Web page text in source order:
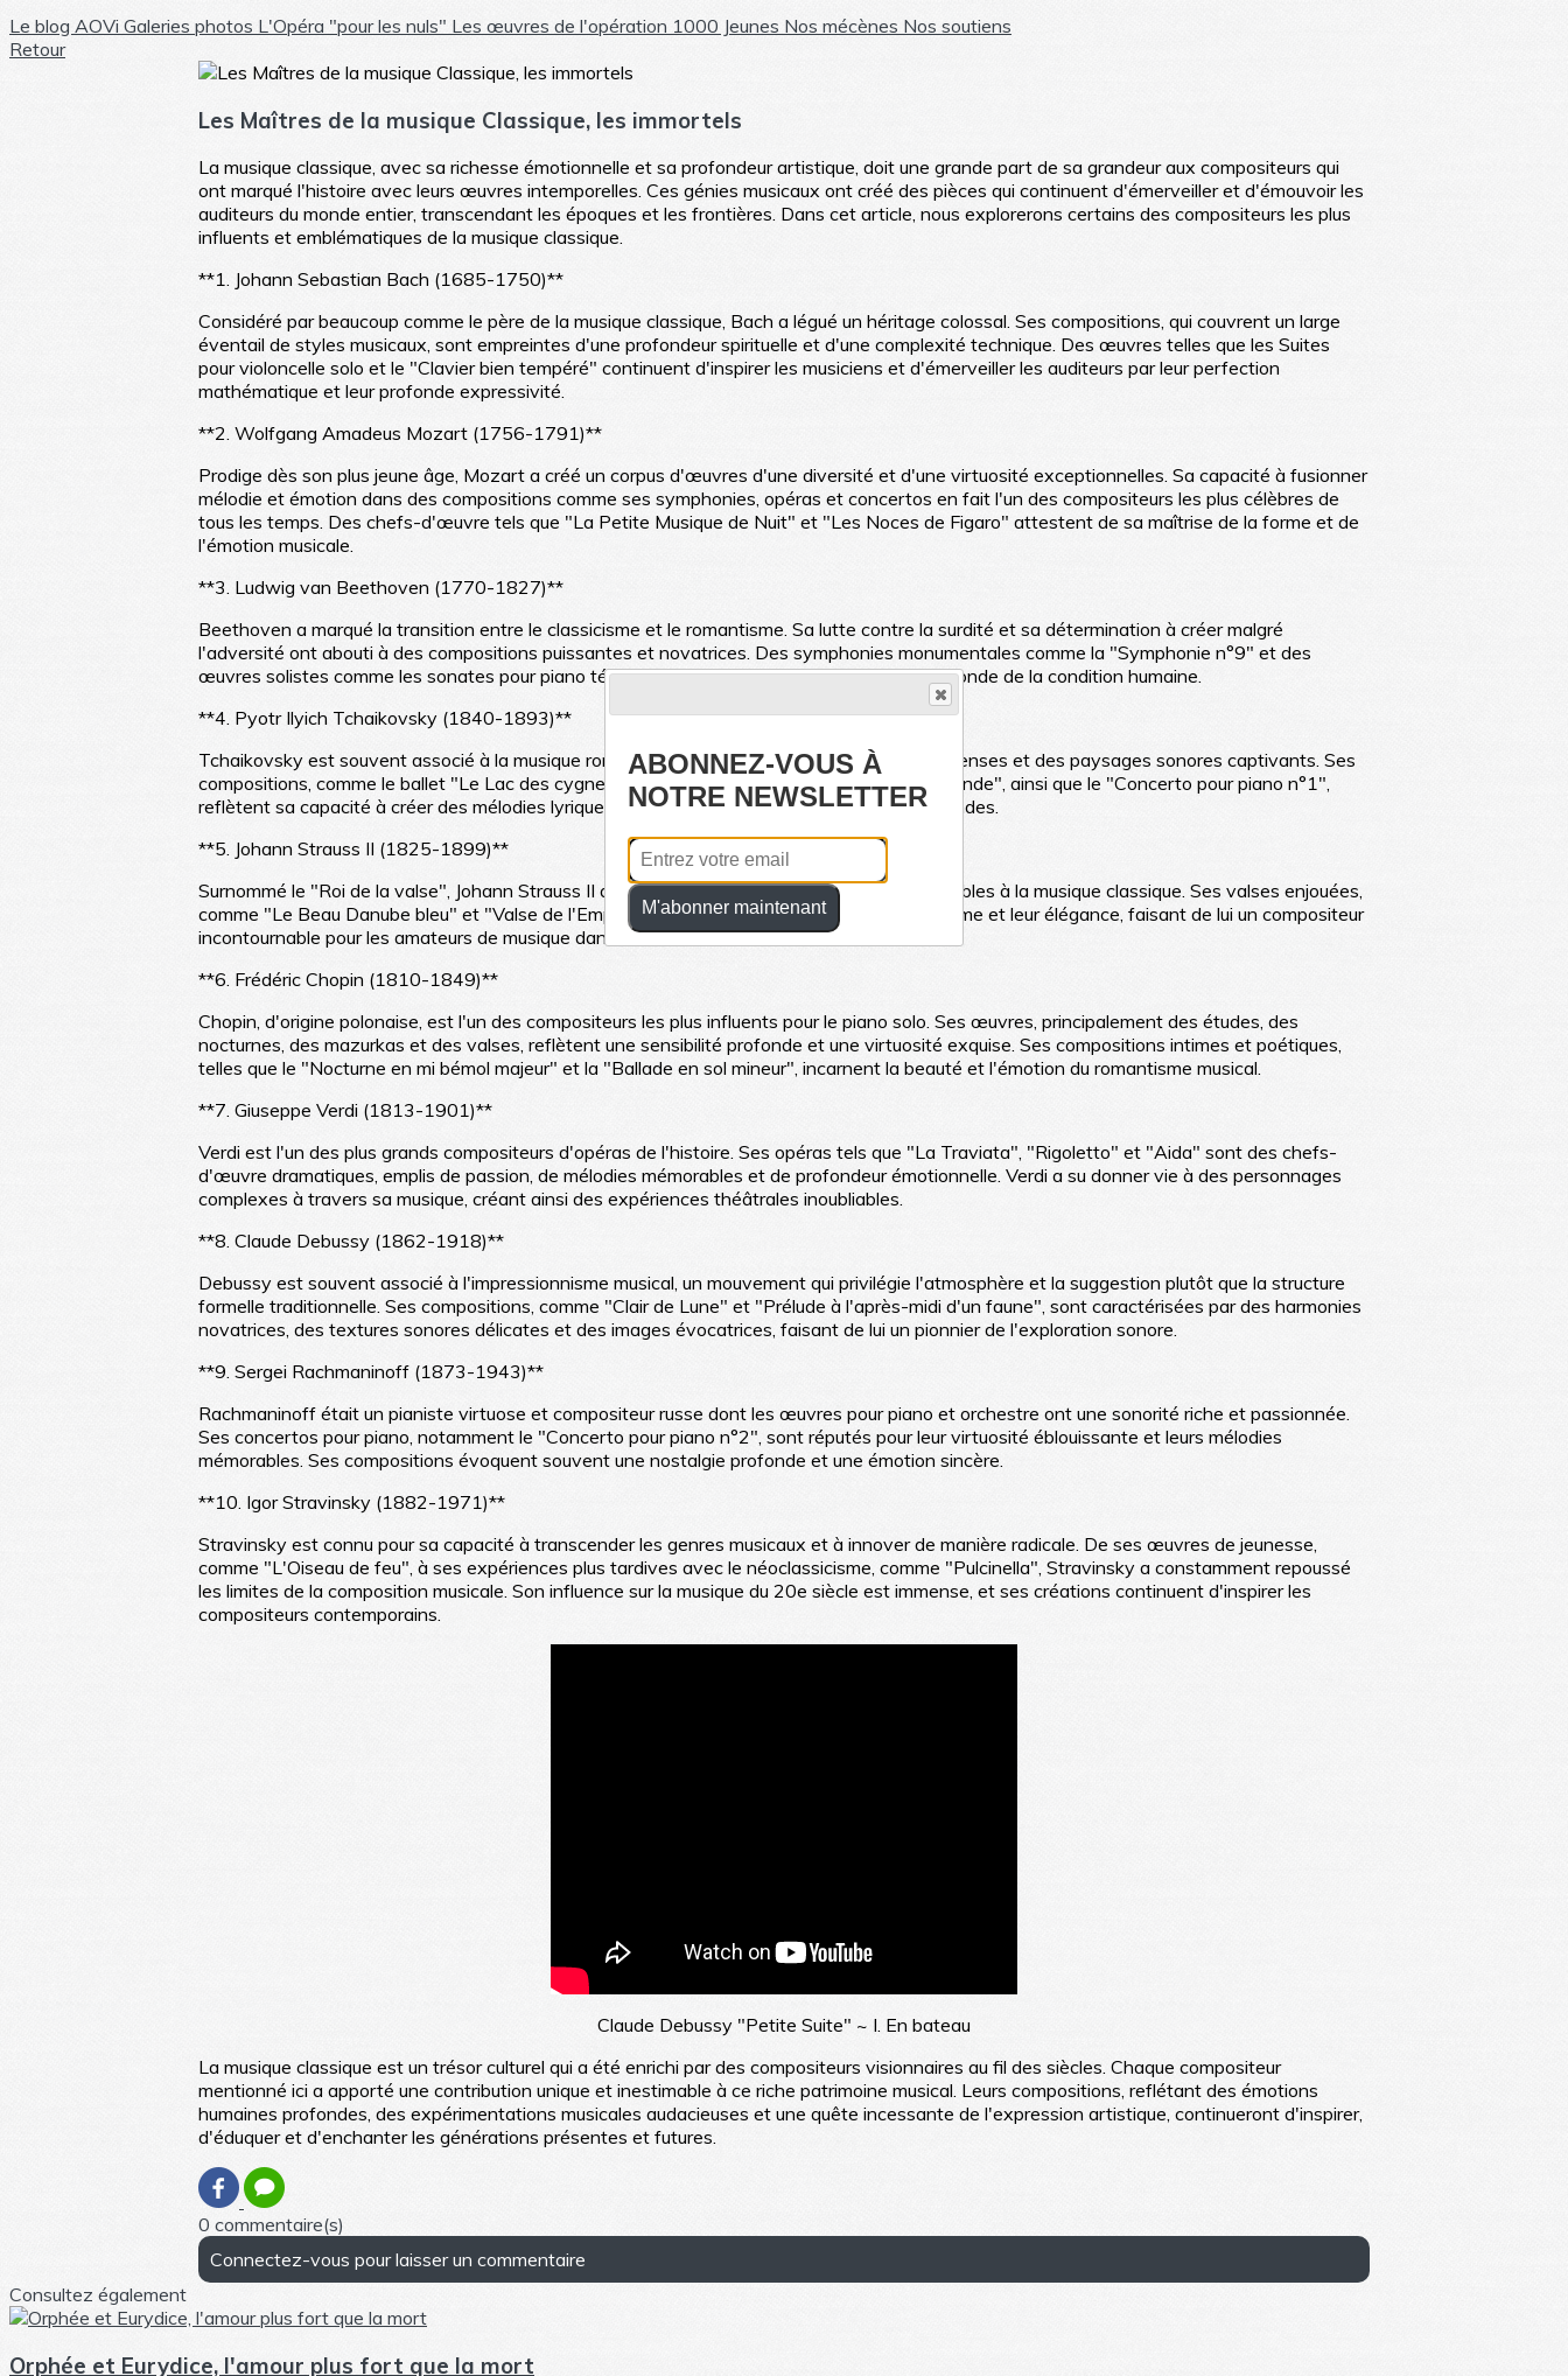
Le blog AOVi Galeries photos L'Opéra "pour les nuls" Les œuvres de l'opération 1000 Jeunes Nos mécènes Nos soutiens
Retour
Les Maîtres de la musique Classique, les immortels
La musique classique, avec sa richesse émotionnelle et sa profondeur artistique, doit une grande part de sa grandeur aux compositeurs qui
ont marqué l'histoire avec leurs œuvres intemporelles. Ces génies musicaux ont créé des pièces qui continuent d'émerveiller et d'émouvoir les
auditeurs du monde entier, transcendant les époques et les frontières. Dans cet article, nous explorerons certains des compositeurs les plus
influents et emblématiques de la musique classique.
**1. Johann Sebastian Bach (1685-1750)**
Considéré par beaucoup comme le père de la musique classique, Bach a légué un héritage colossal. Ses compositions, qui couvrent un large
éventail de styles musicaux, sont empreintes d'une profondeur spirituelle et d'une complexité technique. Des œuvres telles que les Suites
pour violoncelle solo et le "Clavier bien tempéré" continuent d'inspirer les musiciens et d'émerveiller les auditeurs par leur perfection
mathématique et leur profonde expressivité.
**2. Wolfgang Amadeus Mozart (1756-1791)**
Prodige dès son plus jeune âge, Mozart a créé un corpus d'œuvres d'une diversité et d'une virtuosité exceptionnelles. Sa capacité à fusionner
mélodie et émotion dans des compositions comme ses symphonies, opéras et concertos en fait l'un des compositeurs les plus célèbres de
tous les temps. Des chefs-d'œuvre tels que "La Petite Musique de Nuit" et "Les Noces de Figaro" attestent de sa maîtrise de la forme et de
l'émotion musicale.
**3. Ludwig van Beethoven (1770-1827)**
Beethoven a marqué la transition entre le classicisme et le romantisme. Sa lutte contre la surdité et sa détermination à créer malgré
l'adversité ont abouti à des compositions puissantes et novatrices. Des symphonies monumentales comme la "Symphonie n°9" et des
œuvres solistes comme les sonates pour piano témoignent de sa quête de l'expression profonde de la condition humaine.
**4. Pyotr Ilyich Tchaikovsky (1840-1893)**
Tchaikovsky est souvent associé à la musique romantique russe, évoquant des émotions intenses et des paysages sonores captivants. Ses
compositions, comme le ballet "Le Lac des cygnes", les symphonies "Pathétique" et "La Grande", ainsi que le "Concerto pour piano n°1",
reflètent sa capacité à créer des mélodies lyriques et des atmosphères émotionnelles profondes.
**5. Johann Strauss II (1825-1899)**
Surnommé le "Roi de la valse", Johann Strauss II a apporté une légèreté et une grâce irrésistibles à la musique classique. Ses valses enjouées,
comme "Le Beau Danube bleu" et "Valse de l'Empereur", ont conquis le public avec leur charme et leur élégance, faisant de lui un compositeur
incontournable pour les amateurs de musique dansante.
**6. Frédéric Chopin (1810-1849)**
Chopin, d'origine polonaise, est l'un des compositeurs les plus influents pour le piano solo. Ses œuvres, principalement des études, des
nocturnes, des mazurkas et des valses, reflètent une sensibilité profonde et une virtuosité exquise. Ses compositions intimes et poétiques,
telles que le "Nocturne en mi bémol majeur" et la "Ballade en sol mineur", incarnent la beauté et l'émotion du romantisme musical.
**7. Giuseppe Verdi (1813-1901)**
Verdi est l'un des plus grands compositeurs d'opéras de l'histoire. Ses opéras tels que "La Traviata", "Rigoletto" et "Aida" sont des chefs-
d'œuvre dramatiques, emplis de passion, de mélodies mémorables et de profondeur émotionnelle. Verdi a su donner vie à des personnages
complexes à travers sa musique, créant ainsi des expériences théâtrales inoubliables.
**8. Claude Debussy (1862-1918)**
Debussy est souvent associé à l'impressionnisme musical, un mouvement qui privilégie l'atmosphère et la suggestion plutôt que la structure
formelle traditionnelle. Ses compositions, comme "Clair de Lune" et "Prélude à l'après-midi d'un faune", sont caractérisées par des harmonies
novatrices, des textures sonores délicates et des images évocatrices, faisant de lui un pionnier de l'exploration sonore.
**9. Sergei Rachmaninoff (1873-1943)**
Rachmaninoff était un pianiste virtuose et compositeur russe dont les œuvres pour piano et orchestre ont une sonorité riche et passionnée.
Ses concertos pour piano, notamment le "Concerto pour piano n°2", sont réputés pour leur virtuosité éblouissante et leurs mélodies
mémorables. Ses compositions évoquent souvent une nostalgie profonde et une émotion sincère.
**10. Igor Stravinsky (1882-1971)**
Stravinsky est connu pour sa capacité à transcender les genres musicaux et à innover de manière radicale. De ses œuvres de jeunesse,
comme "L'Oiseau de feu", à ses expériences plus tardives avec le néoclassicisme, comme "Pulcinella", Stravinsky a constamment repoussé
les limites de la composition musicale. Son influence sur la musique du 20e siècle est immense, et ses créations continuent d'inspirer les
compositeurs contemporains.
Claude Debussy "Petite Suite" ~ I. En bateau
La musique classique est un trésor culturel qui a été enrichi par des compositeurs visionnaires au fil des siècles. Chaque compositeur
mentionné ici a apporté une contribution unique et inestimable à ce riche patrimoine musical. Leurs compositions, reflétant des émotions
humaines profondes, des expérimentations musicales audacieuses et une quête incessante de l'expression artistique, continueront d'inspirer,
d'éduquer et d'enchanter les générations présentes et futures.
0 commentaire(s)
Connectez-vous pour laisser un commentaire
Consultez également
Orphée et Eurydice, l'amour plus fort que la mort
ABONNEZ-VOUS À
NOTRE NEWSLETTER
M'abonner maintenant